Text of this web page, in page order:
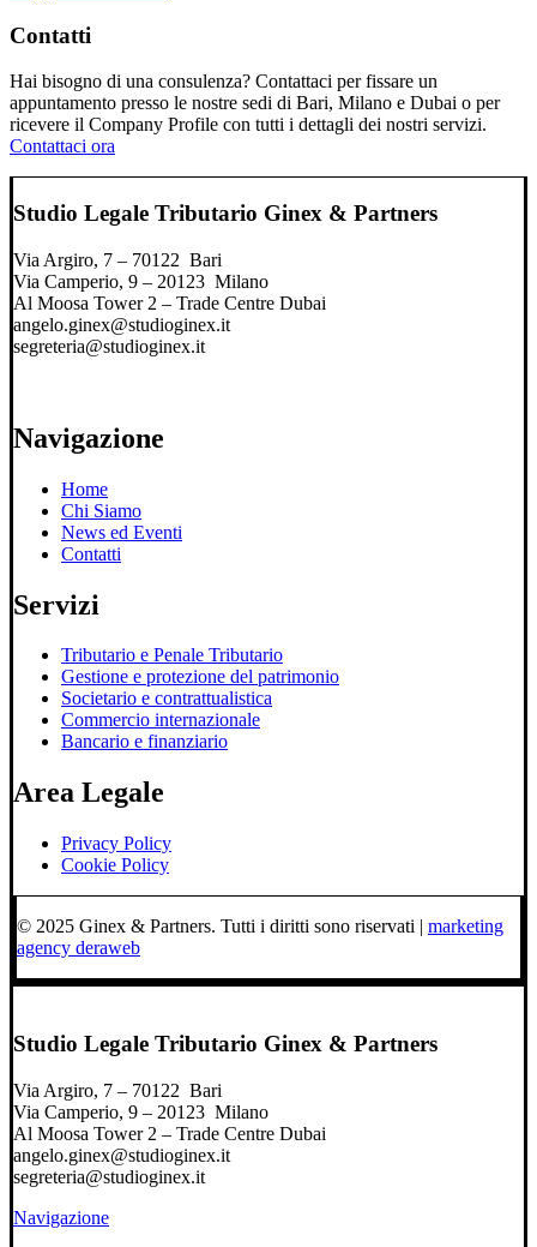
Contatti
Hai bisogno di una consulenza? Contattaci per fissare un
appuntamento presso le nostre sedi di Bari, Milano e Dubai o per
ricevere il Company Profile con tutti i dettagli dei nostri servizi.
Contattaci ora
Studio Legale Tributario Ginex & Partners
Via Argiro, 7 – 70122 Bari
Via Camperio, 9 – 20123 Milano
Al Moosa Tower 2 – Trade Centre Dubai
angelo.ginex@studioginex.it
segreteria@studioginex.it
Navigazione
Home
Chi Siamo
News ed Eventi
Contatti
Servizi
Tributario e Penale Tributario
Gestione e protezione del patrimonio
Societario e contrattualistica
Commercio internazionale
Bancario e finanziario
Area Legale
Privacy Policy
Cookie Policy
© 2025 Ginex & Partners. Tutti i diritti sono riservati | marketing
agency deraweb
Studio Legale Tributario Ginex & Partners
Via Argiro, 7 – 70122 Bari
Via Camperio, 9 – 20123 Milano
Al Moosa Tower 2 – Trade Centre Dubai
angelo.ginex@studioginex.it
segreteria@studioginex.it
Navigazione